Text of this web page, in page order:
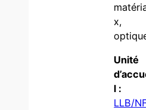
x,
Unité
l :
LLB/